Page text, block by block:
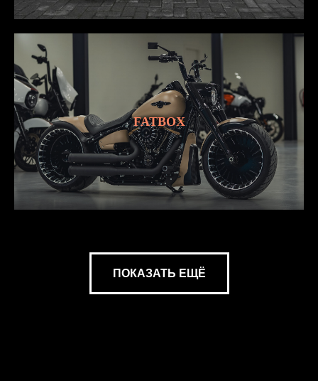
FATBOX
ПОКАЗАТЬ ЕЩЁ